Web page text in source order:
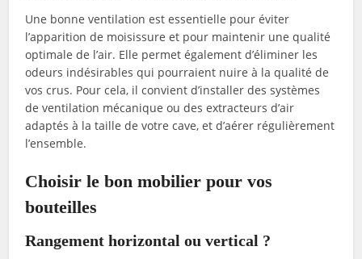
Une bonne ventilation est essentielle pour éviter
l’apparition de moisissure et pour maintenir une qualité
optimale de l’air. Elle permet également d’éliminer les
odeurs indésirables qui pourraient nuire à la qualité de
vos crus. Pour cela, il convient d’installer des systèmes
de ventilation mécanique ou des extracteurs d’air
adaptés à la taille de votre cave, et d’aérer régulièrement
l’ensemble.
Choisir le bon mobilier pour vos
bouteilles
Rangement horizontal ou vertical ?